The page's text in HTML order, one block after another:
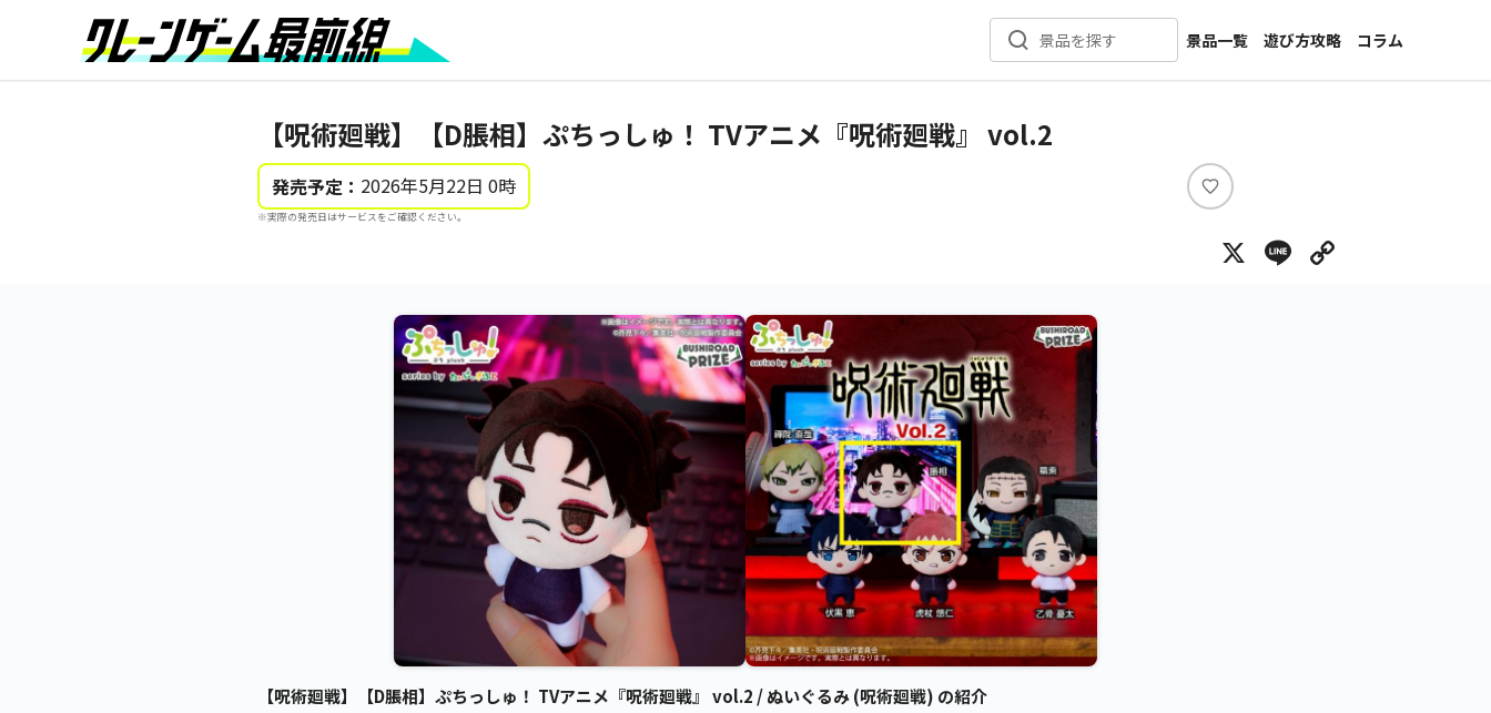
景品を探す
景品一覧
新着景品
メーカー一覧
遊び方攻略
コラム
インタビュー
【呪術廻戦】【D脹相】ぷちっしゅ！ TVアニメ『呪術廻戦』 vol.2
発売予定： 2026年5月22日 0時
※実際の発売日はサービスをご確認ください。
い
ね
X Line
【呪術廻戦】【D脹相】ぷちっしゅ！ TVアニメ『呪術廻戦』 vol.2 / ぬいぐるみ (呪術廻戦) の紹介